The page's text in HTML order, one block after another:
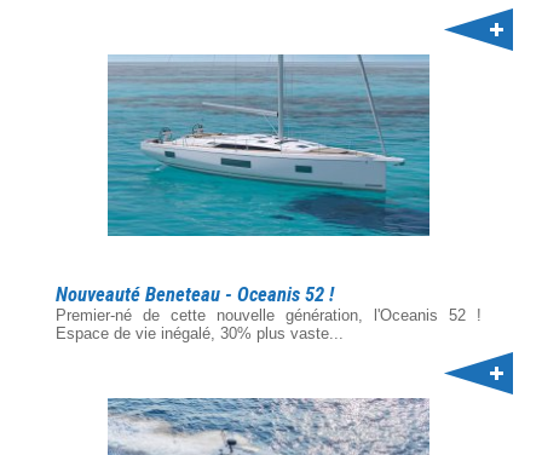
Nouveauté Beneteau - Oceanis 52 !
Premier-né de cette nouvelle génération, l'Oceanis 52 !
Espace de vie inégalé, 30% plus vaste...